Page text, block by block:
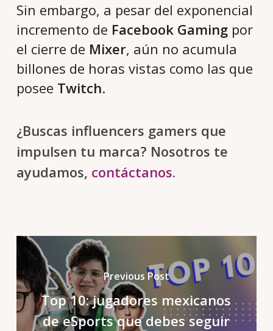
Sin embargo, a pesar del exponencial
incremento de Facebook Gamingpor
el cierre de Mixer, aún no acumula
billones de horas vistas como las que
posee Twitch.
¿Buscas influencers gamers que
impulsen tu marca? Nosotros te
ayudamos, contáctanos.
Previous Post
Top 10: jugadores mexicanos
de eSports que debes seguir